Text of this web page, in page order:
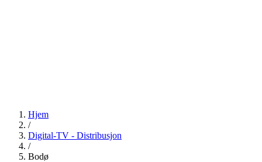
Hjem
/
Digital-TV - Distribusjon
/
Bodø